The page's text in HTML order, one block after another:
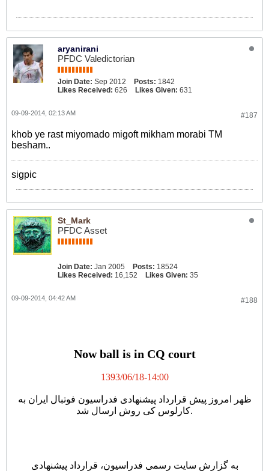
aryanirani
PFDC Valedictorian
Join Date: Sep 2012 Posts: 1842
Likes Received: 626 Likes Given: 631
#187
09-09-2014, 02:13 AM
khob ye rast miyomado migoft mikham morabi TM
besham..
sigpic
St_Mark
PFDC Asset
Join Date: Jan 2005 Posts: 18524
Likes Received: 16,152 Likes Given: 35
#188
09-09-2014, 04:42 AM
Now ball is in CQ court
1393/06/18-14:00
ظهر امروز پیش قرارداد پیشنهادی فدراسیون فوتبال ایران به
کارلوس کی روش ارسال شد.
به گزارش سایت رسمی فدراسیون، قرارداد پیشنهادی